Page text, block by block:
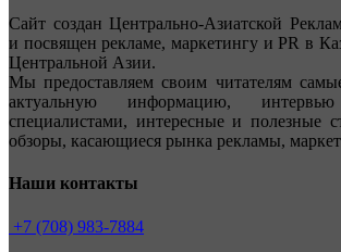
Сайт создан Центрально-Азиатской
и посвящен рекламе, маркетингу и PR в
Центральной Азии.
Мы предоставляем своим читателям
актуальную информацию,
специалистами, интересные и полезные
обзоры, касающиеся рынка рекламы,
Наши контакты
+7 (708) 983-7884